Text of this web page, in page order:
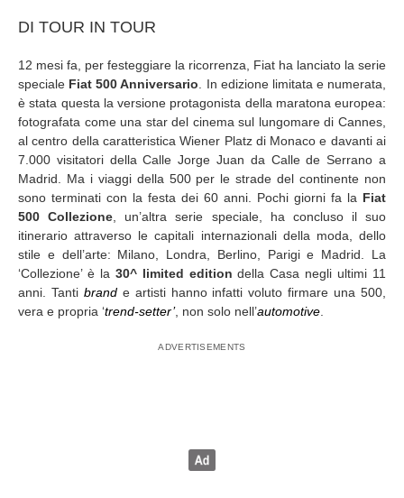
DI TOUR IN TOUR
12 mesi fa, per festeggiare la ricorrenza, Fiat ha lanciato la serie
speciale Fiat 500 Anniversario . In edizione limitata e numerata,
è stata questa la versione protagonista della maratona europea:
fotografata come una star del cinema sul lungomare di Cannes,
al centro della caratteristica Wiener Platz di Monaco e davanti ai
7.000 visitatori della Calle Jorge Juan da Calle de Serrano a
Madrid. Ma i viaggi della 500 per le strade del continente non
sono terminati con la festa dei 60 anni. Pochi giorni fa la Fiat
500 Collezione , un’altra serie speciale, ha concluso il suo
itinerario attraverso le capitali internazionali della moda, dello
stile e dell’arte: Milano, Londra, Berlino, Parigi e Madrid. La
‘Collezione’ è la 30^ limited edition della Casa negli ultimi 11
anni. Tanti brande artisti hanno infatti voluto firmare una 500,
vera e propria ‘trend-setter’, non solo nell’automotive